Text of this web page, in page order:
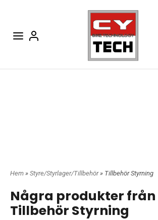
Hem » Styre/Styrlager/Tillbehör» Tillbehör Styrning
Några produkter från
Tillbehör Styrning